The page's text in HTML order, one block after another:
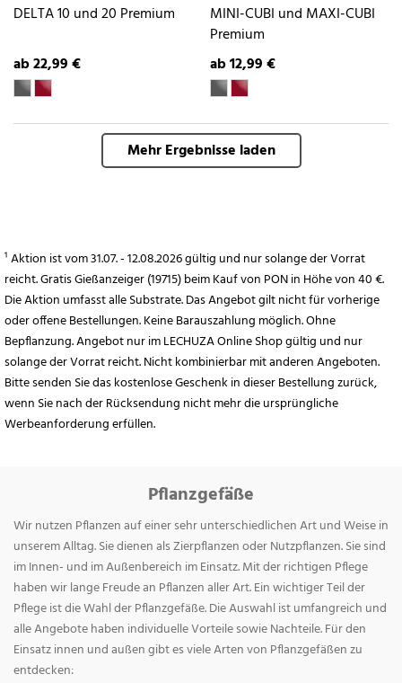
DELTA 10 und 20 Premium
ab 22,99 €
MINI-CUBI und MAXI-CUBI
Premium
ab 12,99 €
Mehr Ergebnisse laden
¹ Aktion ist vom 31.07. - 12.08.2026 gültig und nur solange der Vorrat
reicht. Gratis Gießanzeiger (19715) beim Kauf von PON in Höhe von 40 €.
Die Aktion umfasst alle Substrate. Das Angebot gilt nicht für vorherige
oder offene Bestellungen. Keine Barauszahlung möglich. Ohne
Bepflanzung. Angebot nur im LECHUZA Online Shop gültig und nur
solange der Vorrat reicht. Nicht kombinierbar mit anderen Angeboten.
Bitte senden Sie das kostenlose Geschenk in dieser Bestellung zurück,
wenn Sie nach der Rücksendung nicht mehr die ursprüngliche
Werbeanforderung erfüllen.
Pflanzgefäße
Wir nutzen Pflanzen auf einer sehr unterschiedlichen Art und Weise in
unserem Alltag. Sie dienen als Zierpflanzen oder Nutzpflanzen. Sie sind
im Innen- und im Außenbereich im Einsatz. Mit der richtigen Pflege
haben wir lange Freude an Pflanzen aller Art. Ein wichtiger Teil der
Pflege ist die Wahl der Pflanzgefäße. Die Auswahl ist umfangreich und
alle Angebote haben individuelle Vorteile sowie Nachteile. Für den
Einsatz innen und außen gibt es viele Arten von Pflanzgefäßen zu
entdecken: